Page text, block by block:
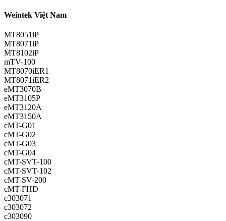
Weintek Việt Nam
MT8051iP
MT8071iP
MT8102iP
mTV-100
MT8070iER1
MT8071iER2
eMT3070B
eMT3105P
eMT3120A
eMT3150A
cMT-G01
cMT-G02
cMT-G03
cMT-G04
cMT-SVT-100
cMT-SVT-102
cMT-SV-200
cMT-FHD
c303071
c303072
c303090